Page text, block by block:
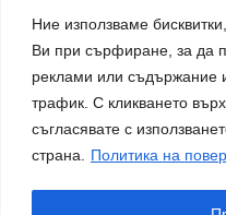
Ние използваме
Ви при сърфиране, за да
реклами или съдържание
трафик. С кликването
съгласявате с
страна.
Политика на
Твоят партньор за
спокойствие в
Контакти
LinkedIn